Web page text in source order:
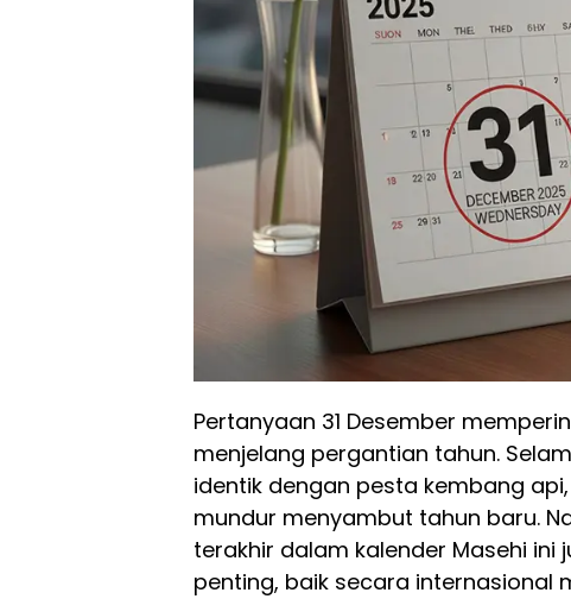
Pertanyaan 31 Desember
menjelang pergantian tahun.
identik dengan pesta kembang
mundur menyambut tahun baru.
terakhir dalam kalender Masehi
penting, baik secara internasional